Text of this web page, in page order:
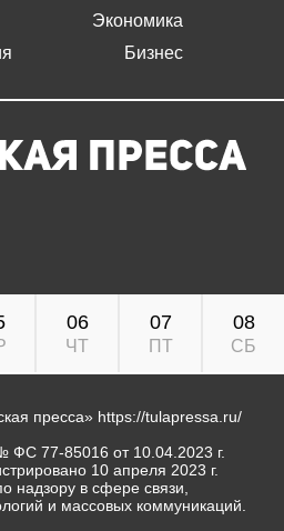
Экономика
Бизнес
06
ЧТ
07
ПТ
08
СБ
пресса» https://tulapressa.ru/
ФС 77-85016 от 10.04.2023 г.
10 апреля 2023 г.
надзору в сфере связи,
и массовых коммуникаций.